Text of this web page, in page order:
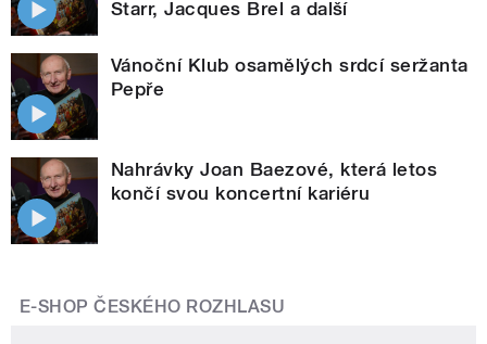
Starr, Jacques Brel a další
Vánoční Klub osamělých srdcí seržanta
Pepře
Nahrávky Joan Baezové, která letos
končí svou koncertní kariéru
E-SHOP ČESKÉHO ROZHLASU